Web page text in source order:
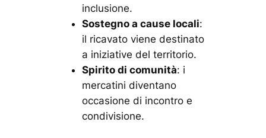
inclusione.
Sostegno a cause locali:
il ricavato viene destinato
a iniziative del territorio.
Spirito di comunità: i
mercatini diventano
occasione di incontro e
condivisione.